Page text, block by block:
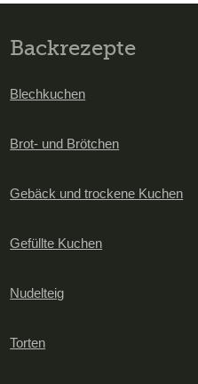
Backrezepte
Blechkuchen
Brot- und Brötchen
Gebäck und trockene Kuchen
Gefüllte Kuchen
Nudelteig
Torten